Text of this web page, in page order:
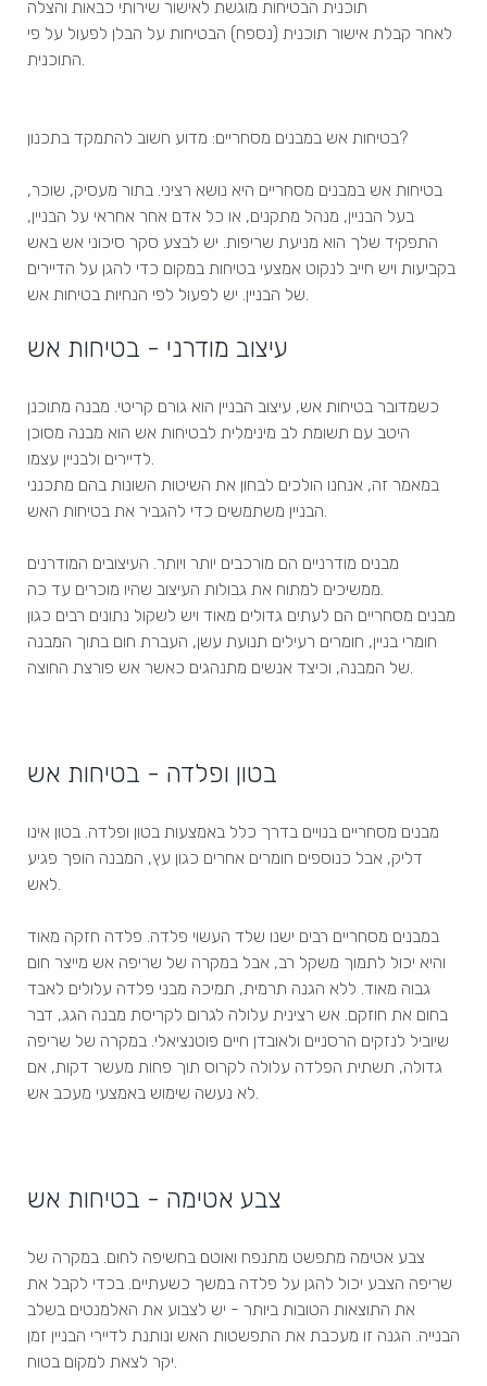
לאחר קבלת אישור תוכנית (נספח) הבטיחות על הבלן לפעול על פי
התוכנית.
בטיחות אש במבנים מסחריים: מדוע חשוב להתמקד בתכנון?
בטיחות אש במבנים מסחריים היא נושא רציני. בתור מעסיק, שוכר,
בעל הבניין, מנהל מתקנים, או כל אדם אחר אחראי על הבניין,
התפקיד שלך הוא מניעת שריפות. יש לבצע סקר סיכוני אש באש
בקביעות ויש חייב לנקוט אמצעי בטיחות במקום כדי להגן על הדיירים
של הבניין. יש לפעול לפי הנחיות בטיחות אש.
עיצוב מודרני - בטיחות אש
כשמדובר בטיחות אש, עיצוב הבניין הוא גורם קריטי. מבנה מתוכנן
היטב עם תשומת לב מינימלית לבטיחות אש הוא מבנה מסוכן
לדיירים ולבניין עצמו.
במאמר זה, אנחנו הולכים לבחון את השיטות השונות בהם מתכנני
הבניין משתמשים כדי להגביר את בטיחות האש.
מבנים מודרניים הם מורכבים יותר ויותר. העיצובים המודרנים
ממשיכים למתוח את גבולות העיצוב שהיו מוכרים עד כה.
מבנים מסחריים הם לעתים גדולים מאוד ויש לשקול נתונים רבים כגון
חומרי בניין, חומרים רעילים תנועת עשן, העברת חום בתוך המבנה
של המבנה, וכיצד אנשים מתנהגים כאשר אש פורצת החוצה.
בטון ופלדה - בטיחות אש
מבנים מסחריים בנויים בדרך כלל באמצעות בטון ופלדה. בטון אינו
דליק, אבל כנוספים חומרים אחרים כגון עץ, המבנה הופך פגיע
לאש.
במבנים מסחריים רבים ישנו שלד העשוי פלדה. פלדה חזקה מאוד
והיא יכול לתמוך משקל רב, אבל במקרה של שריפה אש מייצר חום
גבוה מאוד. ללא הגנה תרמית, תמיכה מבני פלדה עלולים לאבד
בחום את חוזקם. אש רצינית עלולה לגרום לקריסת מבנה הגג, דבר
שיוביל לנזקים הרסניים ולאובדן חיים פוטנציאלי. במקרה של שריפה
גדולה, תשתית הפלדה עלולה לקרוס תוך פחות מעשר דקות, אם
לא נעשה שימוש באמצעי מעכב אש.
צבע אטימה - בטיחות אש
צבע אטימה מתפשט מתנפח ואוטם בחשיפה לחום. במקרה של
שריפה הצבע יכול להגן על פלדה במשך כשעתיים. בכדי לקבל את
את התוצאות הטובות ביותר - יש לצבוע את האלמנטים בשלב
הבנייה. הגנה זו מעכבת את התפשטות האש ונותנת לדיירי הבניין זמן
יקר לצאת למקום בטוח.